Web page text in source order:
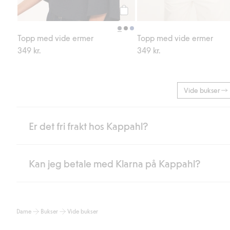
Legg til
Topp med vide ermer
349 kr.
Topp med vide ermer
349 kr.
Vide bukser
Er det fri frakt hos Kappahl?
Som medlem i Kappahl Club har du alltid gratis frakt til butikk,
Kan jeg betale med Klarna på Kappahl?
Dame Bukser Vide bukser